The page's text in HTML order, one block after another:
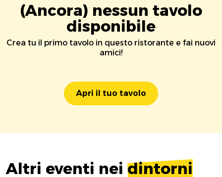
(Ancora) nessun tavolo
disponibile
Crea tu il primo tavolo in questo ristorante e fai nuovi
amici!
Apri il tuo tavolo
Altri eventi nei dintorni